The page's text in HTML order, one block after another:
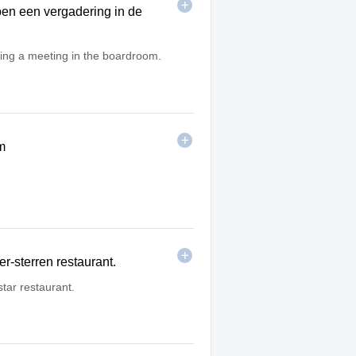
een vergadering in de
a meeting in the boardroom.
sterren restaurant.
restaurant.